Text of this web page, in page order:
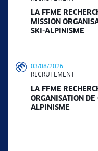
LA FFME
MISSION
SKI-ALPINISME
03/08/2026
RECRUTEMENT
LA FFME
ORGANISATION
ALPINISME